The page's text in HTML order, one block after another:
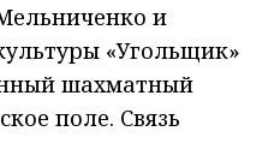
и
«Угольщик»
шахматный
поле. Связь